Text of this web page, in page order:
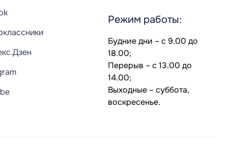
Режим работы:
Будние дни – с 9.00 до
18.00;
Перерыв – с 13.00 до
14.00;
Выходные – суббота,
воскресенье.